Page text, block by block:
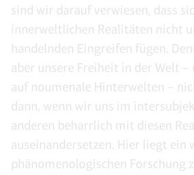
sind wir darauf verwiesen, dass
innerweltlichen Realitäten nicht
handelnden Eingreifen fügen.
aber unsere Freiheit in der Welt –
auf noumenale Hinterwelten –
dann, wenn wir uns im
anderen beharrlich mit diesen
auseinandersetzen. Hier liegt ein
phänomenologischen Forschung